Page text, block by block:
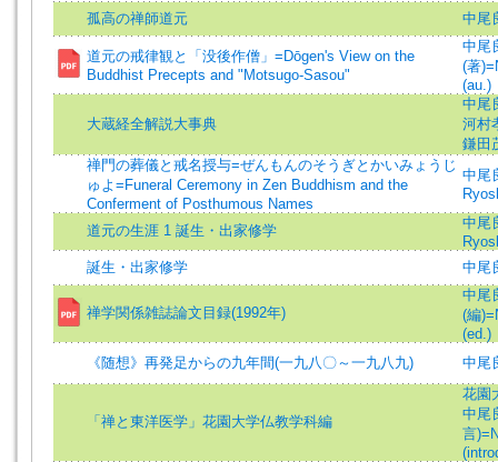
孤高の禅師道元
中尾
道元の戒律観と「没後作僧」=Dōgen's View on the
Buddhist Precepts and "Motsugo-Sasou"
中尾
(著
(au.)
大蔵経全解説大事典
中尾
河村
鎌田
禅門の葬儀と戒名授与=ぜんもんのそうぎとかいみょうじ
ゅよ=Funeral Ceremony in Zen Buddhism and the
Conferment of Posthumous Names
中尾
道元の生涯 1 誕生・出家修学
中尾
誕生・出家修学
中尾
禅学関係雑誌論文目録(1992年)
中尾
(編
(ed.)
《随想》再発足からの九年間(一九八〇～一九八九)
中尾
「禅と東洋医学」花園大学仏教学科編
花園
中尾
言